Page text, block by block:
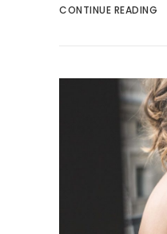
CONTINUE READING